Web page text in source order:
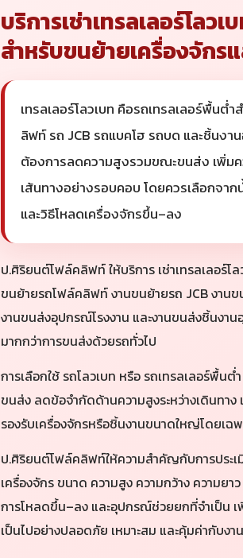
บริการเช่าเทรลเลอร์โลว
สำหรับขนย้ายเครื่องจัก
เทรลเลอร์โลวเบท คือรถเทรลเลอร์พื้น
ลิฟท์ รถ JCB รถแบคโฮ รถบด และชิ้นง
ต้องการลดความสูงรวมขณะขนส่ง เพิ่ม
เส้นทางอย่างรอบคอบ โดยควรเลือกจ
และวิธีโหลดเครื่องจักรขึ้น–ลง
ป.ศิริยนต์โฟล์คลิฟท์ ให้บริการ เช่าเทรลเลอร์โ
ขนย้ายรถโฟล์คลิฟท์ งานขนย้ายรถ JCB งาน
งานขนส่งอุปกรณ์โรงงาน และงานขนส่งชิ้นง
มากกว่าการขนส่งด้วยรถทั่วไป
การเลือกใช้ รถโลวเบท หรือ รถเทรลเลอร์พื้น
ขนส่ง ลดข้อจำกัดด้านความสูงระหว่างเดินทาง
รองรับเครื่องจักรหรือชิ้นงานขนาดใหญ่โดยเฉพ
ป.ศิริยนต์โฟล์คลิฟท์ให้ความสำคัญกับการประ
เครื่องจักร ขนาด ความสูง ความกว้าง ความย
การโหลดขึ้น–ลง และอุปกรณ์ช่วยยกที่จำเป็น เ
เป็นไปอย่างปลอดภัย เหมาะสม และคุ้มค่ากับงา